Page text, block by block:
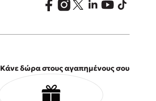
Κάνε δώρα στους αγαπημένους σου